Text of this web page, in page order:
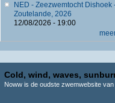
NED - Zeezwemtocht Dishoek
Zoutelande, 2026
12/08/2026 - 19:00
Cold, wind, waves,
Noww is de oudste zwemwebsite